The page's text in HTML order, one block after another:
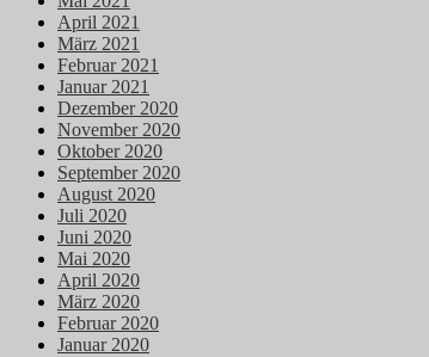
April 2021
März 2021
Februar 2021
Januar 2021
Dezember 2020
November 2020
Oktober 2020
September 2020
August 2020
Juli 2020
Juni 2020
Mai 2020
April 2020
März 2020
Februar 2020
Januar 2020